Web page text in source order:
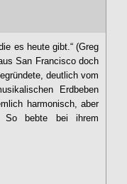
es heute gibt.“ (Greg
San Francisco doch
deutlich vom
Erdbeben
harmonisch, aber
So bebte bei ihrem